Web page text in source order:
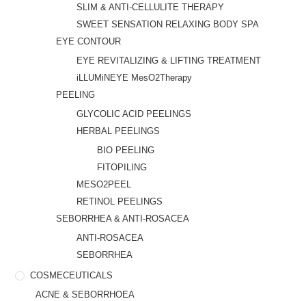
SLIM & ANTI-CELLULITE THERAPY
SWEET SENSATION RELAXING BODY SPA
EYE CONTOUR
EYE REVITALIZING & LIFTING TREATMENT
iLLUMiNEYE MesO2Therapy
PEELING
GLYCOLIC ACID PEELINGS
HERBAL PEELINGS
BIO PEELING
FITOPILING
MESO2PEEL
RETINOL PEELINGS
SEBORRHEA & ANTI-ROSACEA
ANTI-ROSACEA
SEBORRHEA
COSMECEUTICALS
ACNE & SEBORRHOEA